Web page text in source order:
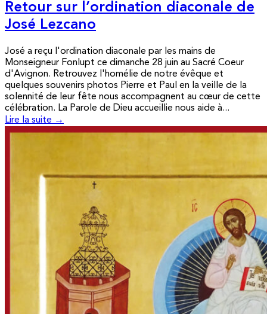
Retour sur l’ordination diaconale de
José Lezcano
José a reçu l'ordination diaconale par les mains de
Monseigneur Fonlupt ce dimanche 28 juin au Sacré Coeur
d'Avignon. Retrouvez l'homélie de notre évêque et
quelques souvenirs photos Pierre et Paul en la veille de la
solennité de leur fête nous accompagnent au cœur de cette
célébration. La Parole de Dieu accueillie nous aide à...
Lire la suite →